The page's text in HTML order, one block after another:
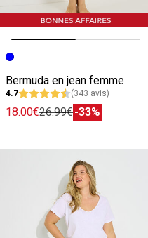
Image précédente
Image suivante
Bermuda en jean femme
4.7 (343 avis)
18.00€26.99€-33%